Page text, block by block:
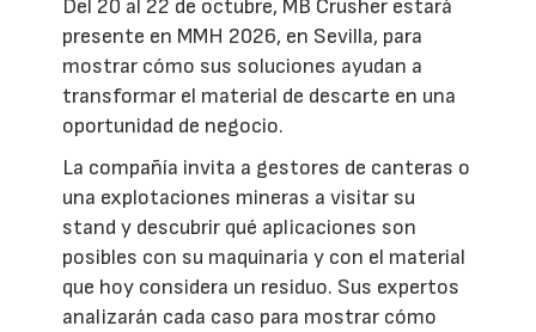
Del 20 al 22 de octubre, MB Crusher estará
presente en MMH 2026, en Sevilla, para
mostrar cómo sus soluciones ayudan a
transformar el material de descarte en una
oportunidad de negocio.
La compañía invita a gestores de canteras o
una explotaciones mineras a visitar su
stand y descubrir qué aplicaciones son
posibles con su maquinaria y con el material
que hoy considera un residuo. Sus expertos
analizarán cada caso para mostrar cómo